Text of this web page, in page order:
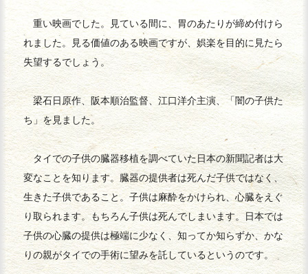
重い映画でした。見ている間に、胃のあたりが締め付けら
れました。見る価値のある映画ですが、娯楽を目的に見たら
失望するでしょう。
梁石日原作、阪本順治監督、江口洋介主演、「闇の子供た
ち」を見ました。
タイでの子供の臓器移植を調べていた日本の新聞記者は大
変なことを知ります。臓器の提供者は死んだ子供ではなく、
生きた子供であること。子供は麻酔をかけられ、心臓をえぐ
り取られます。もちろん子供は死んでしまいます。日本では
子供の心臓の提供は極端に少なく、知ってか知らずか、かな
りの親がタイでの手術に望みを託しているというのです。